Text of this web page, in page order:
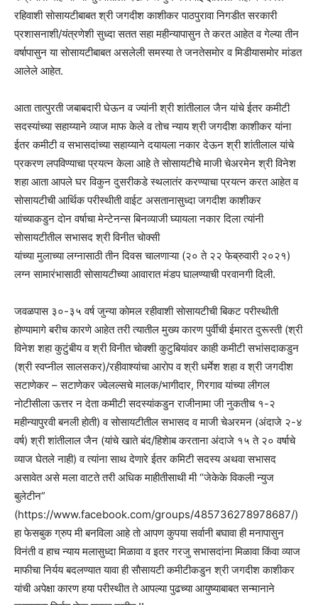
रहिवाशी साेसायटीबाबत श्री जगदीश काशीकर पाठपुरावा निगडीत सरकारी
प्रशासनाशी/यंत्रणेशी सुध्दा सतत सहा महीन्यापासुन ते करत आहेत व गेल्या तीन
वर्षापासुन या साेसायटीबाबत असलेली समस्या ते जनतेसमाेर व मिडीयासमाेर मांडत
आलेले आहेत.
आता तात्पुरती जबाबदारी घेऊन व ज्यांनी श्री शांतीलाल जैन यांचे ईतर कमीटी
सदस्यांच्या सहाय्याने व्याज माफ केले व ताेच न्याय श्री जगदीश काशीकर यांना
ईतर कमीटी व सभासदांच्या सहाय्याने दयायला नकार देऊन श्री शांतीलाल यांचे
प्रकरण लपविण्याचा प्रयत्न केला आहे ते साेसायटीचे माजी चेअरमेन श्री विनेश
शहा आता आपले घर विकुन दुसरीकडे स्थलातंर करण्याचा प्रयत्न करत आहेत व
साेसायटीची आर्थिक परीस्थीती वाईट असतानासुध्दा जगदीश काशीकर
यांच्याकडुन दाेन वर्षाचा मेन्टेनन्स बिनव्याजी घ्यायला नकार दिला त्यांनी
साेसायटीतील सभासद श्री विनीत चाेक्सी
यांच्या मुलाच्या लग्नासाठी तीन दिवस चालणाऱ्या (२० ते २२ फेब्रुवारी २०२१)
लग्न सामारंभासाठी साेसायटीच्या आवारात मंडप घालण्याची परवानगी दिली.
जवळपास ३०-३५ वर्ष जुन्या काेमल रहीवाशी साेसायटीची बिकट परीस्थीती
हाेण्यामागे बरीच कारणे आहेत तरी त्यातील मुख्य कारण पुर्वीची ईमारत दुरूस्ती (श्री
विनेश शहा कुटुंबीय व श्री विनीत चाेक्शी कुटुबियांवर काही कमीटी सभांसदाकडुन
(श्री स्वप्नील सालसकर)/रहीवाश्यांचा आराेप व श्री धर्मेश शहा व श्री जगदीश
सटाणेकर – सटाणेकर ज्वेलल्सचे मालक/भागीदार, गिरगाव यांच्या लीगल
नाेटीसीला ऊत्तर न देता कमीटी सदस्यांकडुन राजीनामा जी नुकतीच १-२
महीन्यापुरवी बनली हाेती) व साेसायटीतील सभासद व माजी चेअरमन (अंदाजे २-४
वर्ष) श्री शांतीलाल जैन (यांचे खाते बंद/हिशेाब करताना अंदाजे १५ ते २० वर्षाचे
व्याज घेतले नाही) व त्यांना साथ देणारे ईतर कमिटी सदस्य अथवा सभासद
असावेत असे मला वाटते तरी अधिक माहीतीसाथी मी “जेकेके विकली न्युज
बुलेटीन”
(https://www.facebook.com/groups/485736278978687/)
हा फेसबुक ग्रुप मी बनविला आहे ताे आपण कुपया सर्वानी बघावा ही मनापासुन
विनंती व हाच न्याय मलासुध्दा मिळावा व इतर गरजु सभासदांना मिळावा किंवा व्याज
माफीचा निर्यय बदलण्यात यावा ही साैसायटी कमीटीकडुन श्री जगदीश काशीकर
यांची अपेक्षा कारण हया परीस्थीत ते आपल्या पुढच्या आयुष्याबाबत सन्मानाने